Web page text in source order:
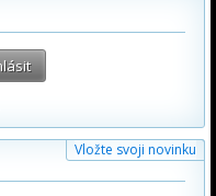
Vložte svoji novinku